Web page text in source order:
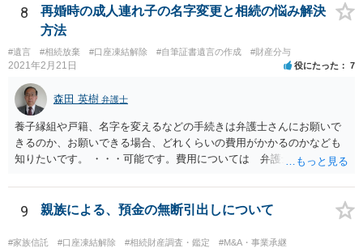
8
再婚時の成人連れ子の名字変更と相続の悩み解決
方法
#遺言 #相続放棄 #口座凍結解除 #自筆証書遺言の作成 #財産分与
2021年2月21日 役にたった 7
森田 英樹 弁護士
養子縁組や戸籍、名字を変えるなどの手続きは弁護士さんにお願いで
きるのか、お願いできる場合、どれくらいの費用がかかるのかなども
知りたいです。 ・・・可能です。費用については 弁護士と直接面談
ています。 やはり、成人した子のことまでごちゃごちゃ考えず、自分
の事だけ考えるべきなのでしょうか ・・・お子さんの事をまで含め良
い解決案があればお悩みになるのは当然と言えば当然のことです。 彼
と親子関係を結びたいと思っているが、名字は変えたくない・・・養
9 親族による、預金の無断引出しについて
#家族信託 #口座凍結解除 #相続財産調査・鑑定 #M&A・事業承継